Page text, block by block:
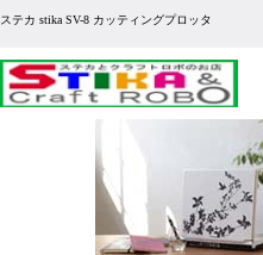
ステカ stika SV-8 カッティングプロッタ